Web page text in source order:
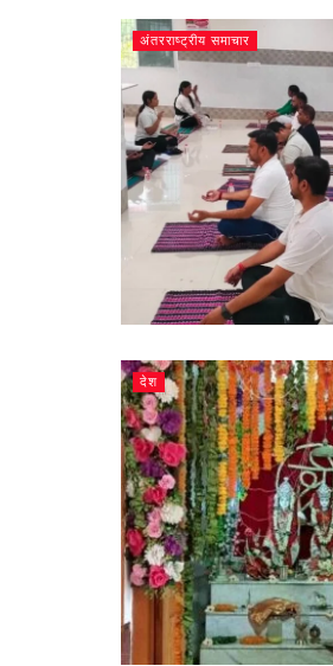
अंतरराष्ट्रीय समाचार
देश